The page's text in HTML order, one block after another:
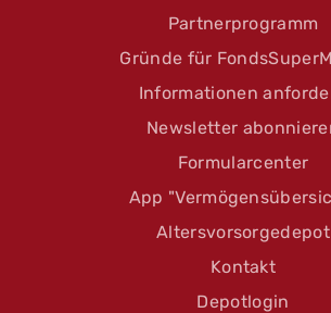
Partnerprogramm
Gründe für
Informationen
Newsletter
Formularcenter
App
Altersvorsorgedepot
Kontakt
Depotlogin